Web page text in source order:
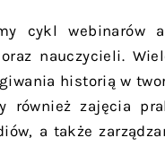
cykl webinarów
nauczycieli.
historią w
również zajęcia
a także